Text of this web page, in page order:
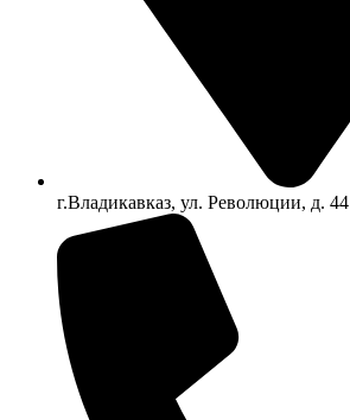
г.Владикавказ, ул. Революции, д. 44